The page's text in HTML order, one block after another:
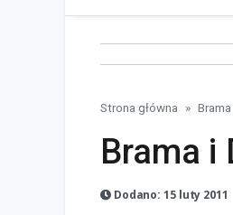
Strona główna
Brama i
Dodano: 15 luty 2011